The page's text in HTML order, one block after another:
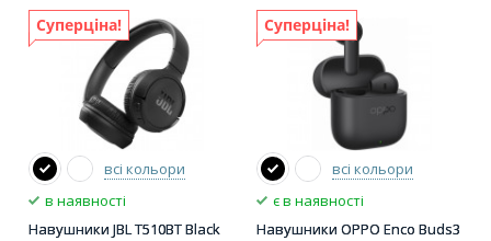
Суперціна!
всі кольори
в наявності
Навушники JBL T510BT Black
Суперціна!
всі кольори
є в наявності
Навушники OPPO Enco Buds3